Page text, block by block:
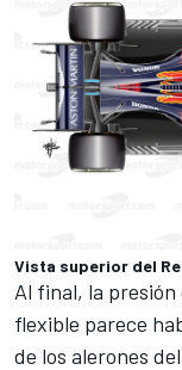
Vista superior del
Al final, la
flexible parece
de los alerones